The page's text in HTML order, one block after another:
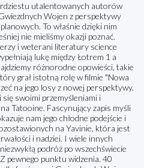
utalentowanych autorów
Wojen z perspektywy
To właśnie dzięki nim
nie mieliśmy okazji poznać.
i weterani literatury science
lukę między Łotrem 1 a
różnorodne opowieści, takie
grał istotną rolę w filmie "Nowa
na jego losy z nowej perspektywy.
swoimi przemyśleniami i
Tatooine. Fascynujący zapis myśli
nam jego chłodne podejście i
na Yavinie, która jest
i nadziei. I wiele innych
podróż po wszechświecie
pewnego punktu widzenia. 40